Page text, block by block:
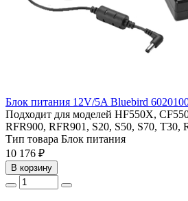
Блок питания 12V/5A Bluebird
Подходит для моделей HF550X,
RFR900, RFR901, S20, S50, S70, T30,
Тип товара Блок питания
10 176 ₽
В корзину